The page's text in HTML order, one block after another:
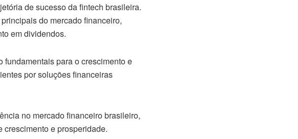
de sucesso da fintech brasileira.
do mercado financeiro,
em dividendos.
para o crescimento e
por soluções financeiras
no mercado financeiro brasileiro,
e prosperidade.